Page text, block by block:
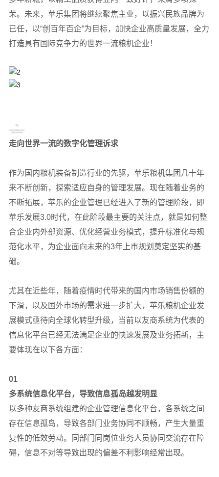
荣。未来，苹乐集团将继续聚焦主业，以振兴民族品牌为
已任，以“创百年百企”为目标，加快企业高质量发展，全力
打造具有国际竞争力的世界一流粮机企业！
走向世界一流的数字化管理诉求
作为国内粮机装备制造行业的先驱，苹乐粮机集团几十年
来不断创新，探索适应自身的管理发展。现在随着业务的
不断拓展，苹乐的企业管理已经进入了新的管理阶段，即
苹乐发展3.0时代，在此阶段最主要的关注点，就是如何整
合企业内外部资源、优化经营业务模式，提升标准化与规
范化水平，为企业面向未来的3年上市规划奠定坚实的基
础。
尤其在近些年，随着疫情时代带来的国内市场销售份额的
下滑，以及国外市场的需求进一步扩大，苹乐粮机企业发
展模式亟待向全球化转型升级，当前以友商系统为代表的
信息化平台已经无法满足企业的快速发展及业务拓新，主
要体现在以下各方面：
01
多系统信息化平台，导致信息孤岛越发明显
以多种友商系统组建的企业管理信息化平台，各系统之间
存在信息孤岛，导致各部门业务协同不顺畅，产生大量重
复性的低效劳动。同部门同岗位业务人员协同交流存在障
碍，信息不对等导致出现的偏差不利影响经常出现。